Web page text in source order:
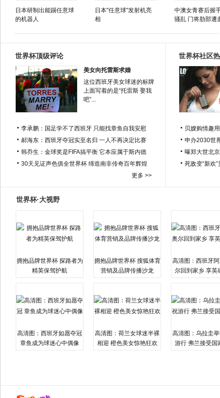
日本研制出能踢任意球
的机器人
日本"任意球"发射机亮
相
中澳女青赛后握
骚乱 门将肋部遭
世界杯顶级评论
美女向托雷斯求婚
这位西班牙美女球迷的标牌
上面写着的是“托雷斯 娶我
吧”...
李承鹏：国足学不了西班牙 只能找章鱼自我安慰
郝海东：西班牙夺冠实至名归 一人不再决定比赛
韩乔生：金球奖是FIFA搞平衡 它本应属于斯内德
30天见证声色俱全世界杯 缔造南非传奇百年辉煌
更多 >>
世界杯社区
贝嫂购情趣
申办2030世
曝郑大世北
死敌变“新欢
世界杯·大视野
拥抱品牌世界杯 探路者为
精英保驾护航
拥抱品牌世界杯 搜狐体育
营销及品牌传播沙龙
高清图：西班牙
尔回到家乡 享英
高清图：西班牙如愿夺冠
章鱼成为球迷心中偶像
高清图：荷兰女球迷半裸
相迎 橙色美女惊艳狂欢
高清图：乌拉圭
游行 弗兰接受国